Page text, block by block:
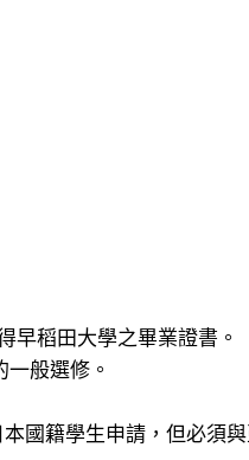
早稻田大學之畢業證書。
般選修。
國籍學生申請，但必須